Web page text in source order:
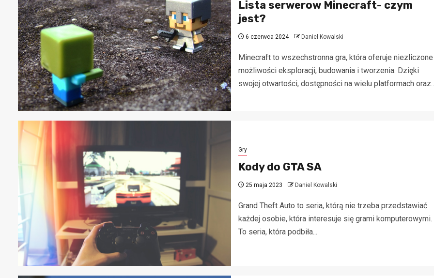
Lista serwerow Minecraft- czym
jest?
6 czerwca 2024 Daniel Kowalski
Minecraft to wszechstronna gra, która oferuje niezliczone
możliwości eksploracji, budowania i tworzenia. Dzięki
swojej otwartości, dostępności na wielu platformach
Gry
Kody do GTA SA
25 maja 2023 Daniel Kowalski
Grand Theft Auto to seria, którą nie trzeba przedstawiać
każdej osobie, która interesuje się grami komputerowymi.
To seria, która podbiła...